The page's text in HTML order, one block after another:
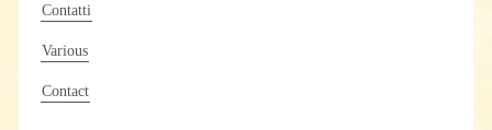
Contatti
Various
Contact